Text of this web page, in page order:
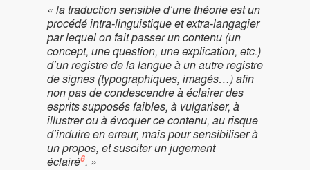
« la traduction sensible d’une théorie est un
procédé intra-linguistique et extra-langagier
par lequel on fait passer un contenu (un
concept, une question, une explication, etc.)
d’un registre de la langue à un autre registre
de signes (typographiques, imagés…) afin
non pas de condescendre à éclairer des
esprits supposés faibles, à vulgariser, à
illustrer ou à évoquer ce contenu, au risque
d’induire en erreur, mais pour sensibiliser à
un propos, et susciter un jugement
éclairé6. »